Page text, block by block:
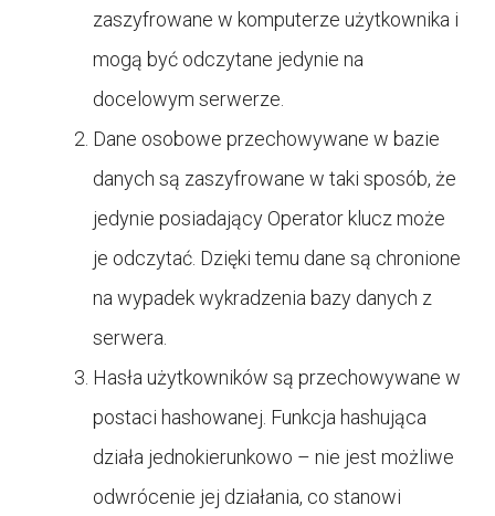
zaszyfrowane w komputerze użytkownika i
mogą być odczytane jedynie na
docelowym serwerze.
Dane osobowe przechowywane w bazie
danych są zaszyfrowane w taki sposób, że
jedynie posiadający Operator klucz może
je odczytać. Dzięki temu dane są chronione
na wypadek wykradzenia bazy danych z
serwera.
Hasła użytkowników są przechowywane w
postaci hashowanej. Funkcja hashująca
działa jednokierunkowo – nie jest możliwe
odwrócenie jej działania, co stanowi